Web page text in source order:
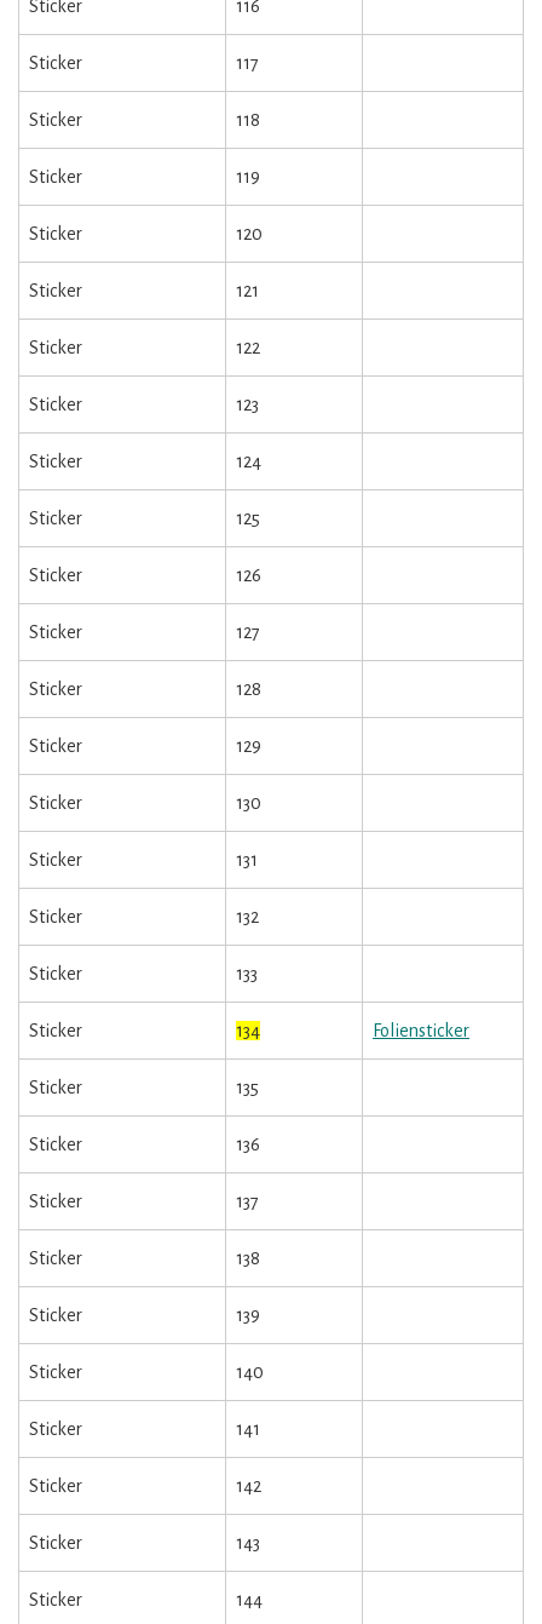
Sticker 116
Sticker 117
Sticker 118
Sticker 119
Sticker 120
Sticker 121
Sticker 122
Sticker 123
Sticker 124
Sticker 125
Sticker 126
Sticker 127
Sticker 128
Sticker 129
Sticker 130
Sticker 131
Sticker 132
Sticker 133
Sticker 134 Foliensticker
Sticker 135
Sticker 136
Sticker 137
Sticker 138
Sticker 139
Sticker 140
Sticker 141
Sticker 142
Sticker 143
Sticker 144